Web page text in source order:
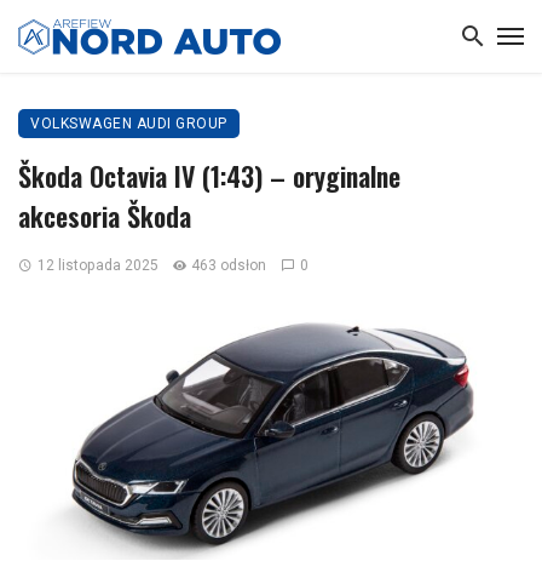
VOLKSWAGEN AUDI GROUP
Škoda Octavia IV (1:43) – oryginalne
akcesoria Škoda
12 listopada 2025 463 odsłon 0